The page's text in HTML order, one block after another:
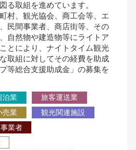
る取組を進めています。
村、観光協会、商工会等、エ
民間事業者、商店街等、その
自然物や建造物等にライトア
とにより、ナイトタイム観光
取組に対してその経費を助成
等総合支援助成金」の募集を
泊業
旅客運送業
売業
観光関連施設
業者